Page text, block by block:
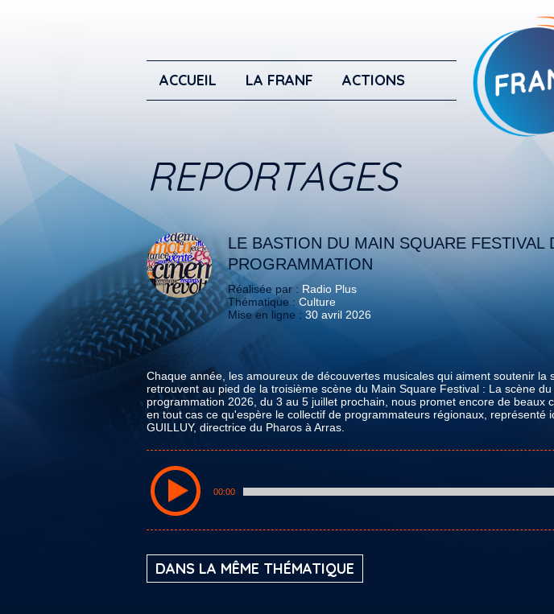
ACCUEIL LA FRANF ACTIONS
REPORTAGES
LE BASTION DU MAIN SQUARE FESTIVAL
PROGRAMMATION
Réalisée par : Radio Plus
Thématique : Culture
Mise en ligne : 30 avril 2026
Chaque année, les amoureux de découvertes musicales qui aiment soutenir la
retrouvent au pied de la troisième scène du Main Square Festival : La scène du
programmation 2026, du 3 au 5 juillet prochain, nous promet encore de beaux
en tout cas ce qu'espère le collectif de programmateurs régionaux, représenté
GUILLUY, directrice du Pharos à Arras.
00:00
DANS LA MÊME THÉMATIQUE